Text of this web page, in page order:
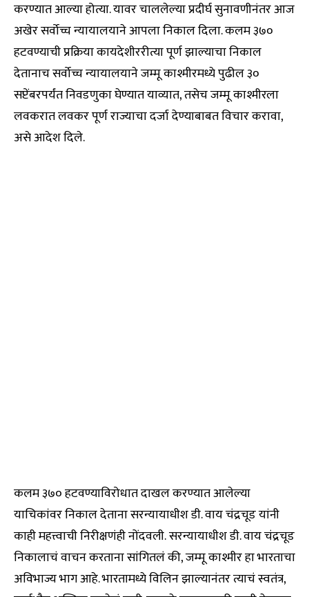
करण्यात आल्या होत्या. यावर चाललेल्या प्रदीर्घ सुनावणीनंतर आज
अखेर सर्वोच्च न्यायालयाने आपला निकाल दिला. कलम ३७०
हटवण्याची प्रक्रिया कायदेशीररीत्या पूर्ण झाल्याचा निकाल
देतानाच सर्वोच्च न्यायालयाने जम्मू काश्मीरमध्ये पुढील ३०
सप्टेंबरपर्यंत निवडणुका घेण्यात याव्यात, तसेच जम्मू काश्मीरला
लवकरात लवकर पूर्ण राज्याचा दर्जा देण्याबाबत विचार करावा,
असे आदेश दिले.
कलम ३७० हटवण्याविरोधात दाखल करण्यात आलेल्या
याचिकांवर निकाल देताना सरन्यायाधीश डी. वाय चंद्रचूड यांनी
काही महत्त्वाची निरीक्षणंही नोंदवली. सरन्यायाधीश डी. वाय चंद्रचूड
निकालाचं वाचन करताना सांगितलं की, जम्मू काश्मीर हा भारताचा
अविभाज्य भाग आहे. भारतामध्ये विलिन झाल्यानंतर त्याचं स्वतंत्र,